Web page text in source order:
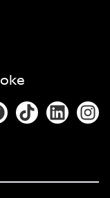
compte Twitter
notre chaîne
vers notre page
Lien vers notre
Lien vers